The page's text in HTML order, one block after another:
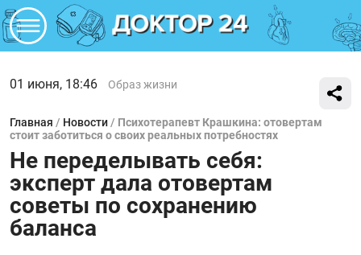
01 июня, 18:46 Образ жизни
Главная / Новости / Психотерапевт Крашкина: отовертам
стоит заботиться о своих реальных потребностях
Не переделывать себя:
эксперт дала отовертам
советы по сохранению
баланса